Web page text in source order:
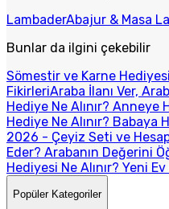
LambaderAbajur & Masa
Bunlar da ilgini çekebilir
Sömestir ve Karne Hediyesi
FikirleriAraba İlanı Ver,
Hediye Ne Alınır? Anneye
Hediye Ne Alınır? Babaya
2026 - Çeyiz Seti ve
Eder? Arabanın Değerini
Hediyesi Ne Alınır? Yeni
Popüler Kategoriler